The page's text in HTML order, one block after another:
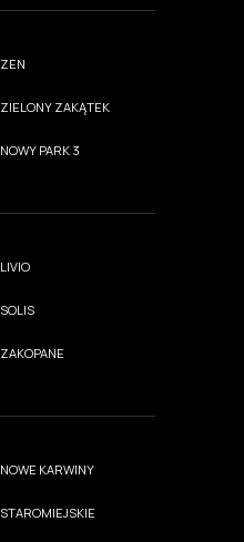
ZEN
ZIELONY ZAKĄTEK
NOWY PARK 3
LIVIO
SOLIS
ZAKOPANE
NOWE KARWINY
STAROMIEJSKIE